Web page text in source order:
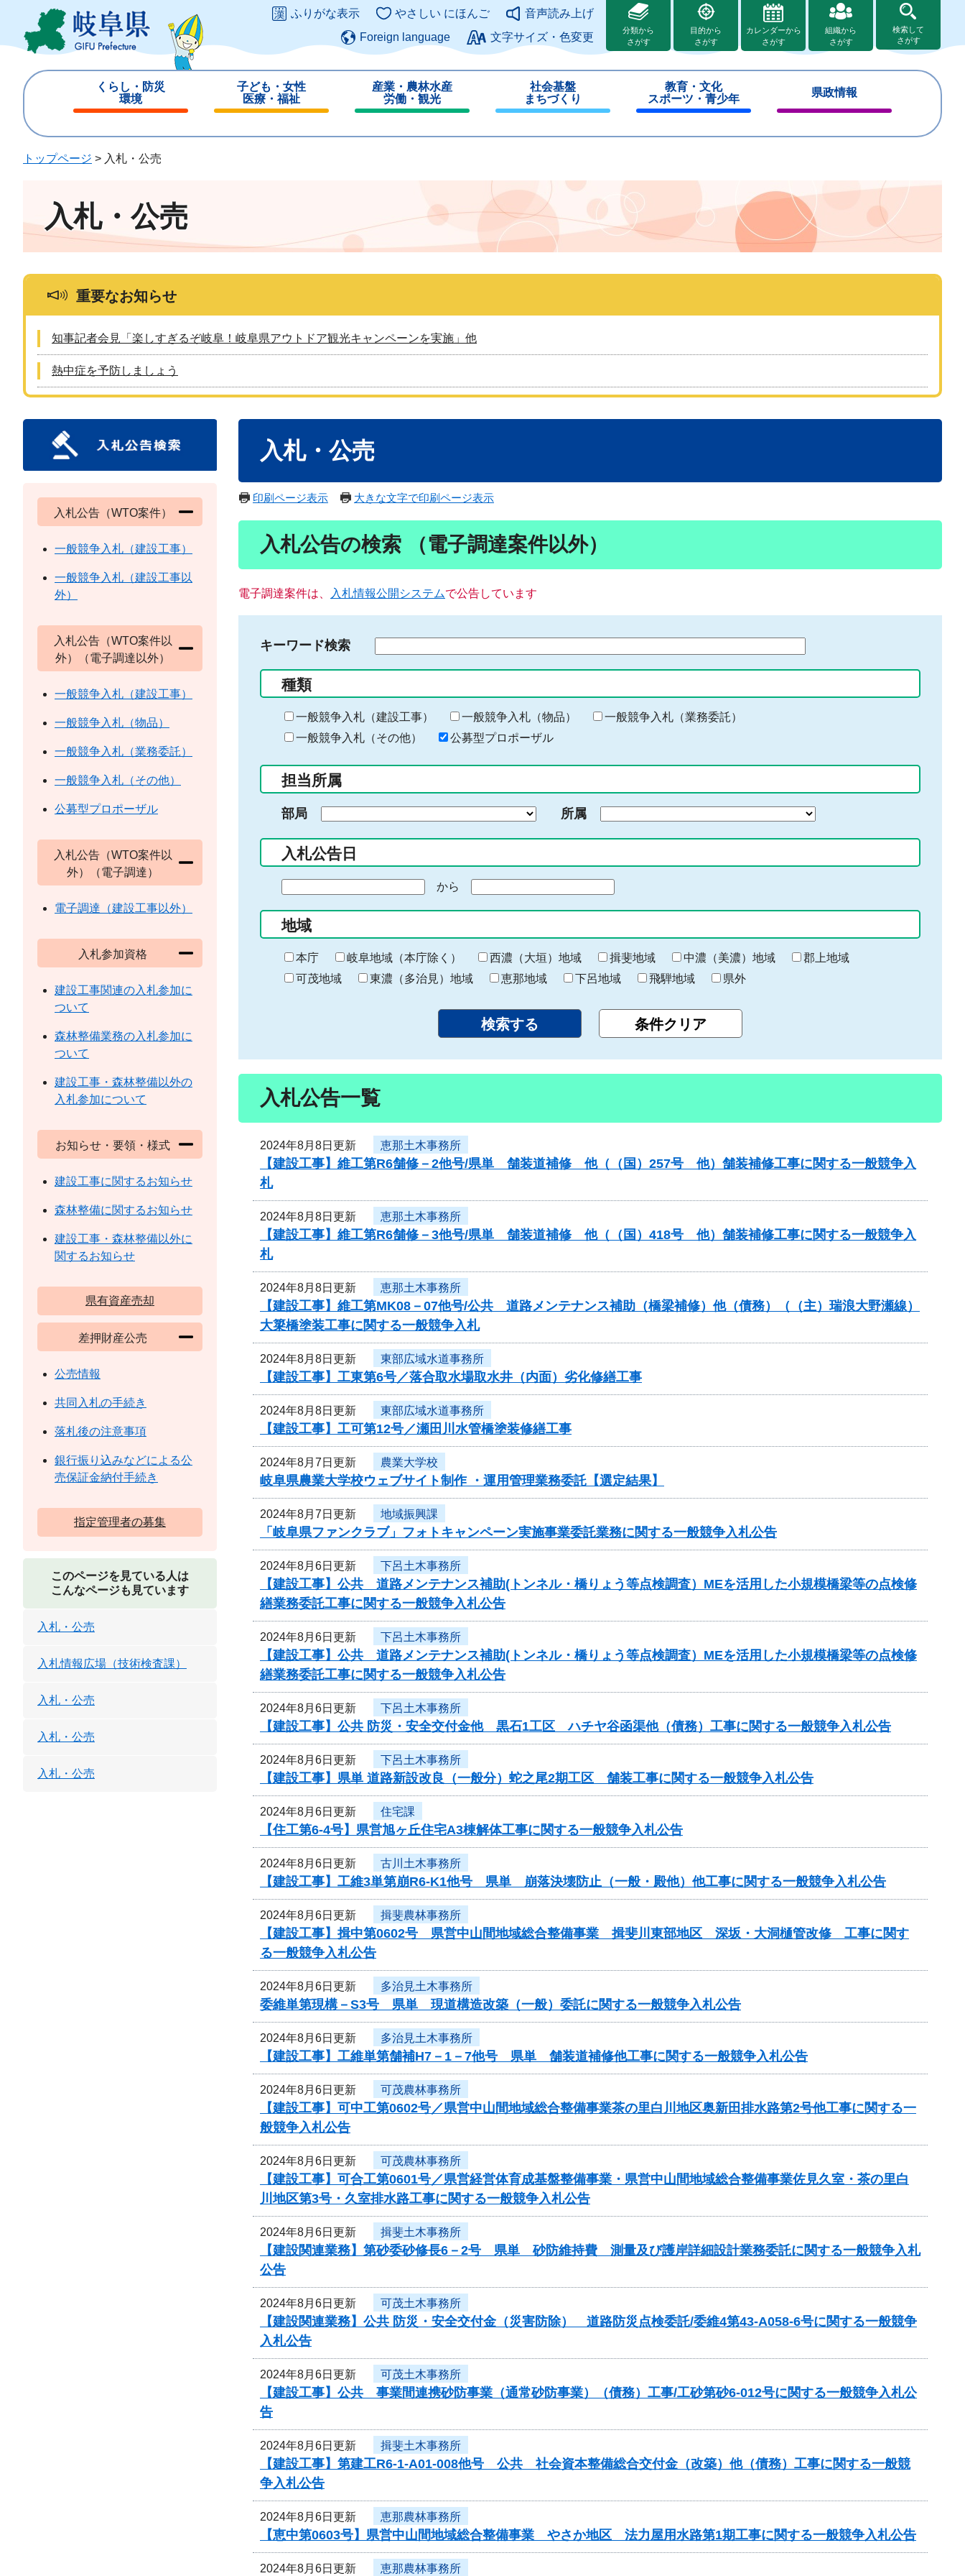
ジ
ュ
このページの本文へ
ふりがな表示 やさしい にほんご
音声読み上げ
Foreign language
文字サイズ・色変更
分類から
さがす
目的から
さがす
カレンダーから
さがす
組織から
さがす
検索して
さがす
くらし・防災
環境
じ
子ども・女性
医療・福祉
じ
産業・農林水産
労働・観光
じ
社会基盤
まちづくり
じ
教育・文化
スポーツ・青少年
じ
県政情報
じ
トップページ > 入札・公売
入札・公売
重要なお知らせ
知事記者会見「楽しすぎるぞ岐阜！岐阜県アウトドア観光キャンペーンを実施」他
熱中症を予防しましょう
入札・公売
印刷ページ表示 大きな文字で印刷ページ表示
入札公告の検索 （電子調達案件以外）
電子調達案件は、 入札情報公開システムで公告しています
キーワード検索
る
キ
ー
ー
入
力
種類
一般競争入札（建設工事） 一般競争入札（物品）
一般競争入札（業務委託）
一般競争入札（その他）
公募型プロポーザル
担当所属
部局 所属
入札公告日
の
始
ま
り
から
終
わ
り
地域
本庁 岐阜地域（本庁除く） 西濃（大垣）地域 揖斐地域 中濃（美濃）地域
郡上地域
可茂地域
東濃（多治見）地域 恵那地域 下呂地域 飛騨地域 県外
入札公告一覧
2024年8月8日更新 恵那土木事務所
【建設工事】維工第R6舗修－2他号/県単 舗装道補修 他（（国）257号 他）舗装補修工事に関する一般競争入
札
2024年8月8日更新 恵那土木事務所
【建設工事】維工第R6舗修－3他号/県単 舗装道補修 他（（国）418号 他）舗装補修工事に関する一般競争入
札
2024年8月8日更新 恵那土木事務所
【建設工事】維工第MK08－07他号/公共 道路メンテナンス補助（橋梁補修）他（債務）（（主）瑞浪大野瀬線）
大簗橋塗装工事に関する一般競争入札
2024年8月8日更新 東部広域水道事務所
【建設工事】工東第6号／落合取水場取水井（内面）劣化修繕工事
2024年8月8日更新 東部広域水道事務所
【建設工事】工可第12号／瀬田川水管橋塗装修繕工事
2024年8月7日更新 農業大学校
岐阜県農業大学校ウェブサイト制作 ・運用管理業務委託【選定結果】
2024年8月7日更新 地域振興課
「岐阜県ファンクラブ」フォトキャンペーン実施事業委託業務に関する一般競争入札公告
2024年8月6日更新 下呂土木事務所
【建設工事】公共 道路メンテナンス補助(トンネル・橋りょう等点検調査）MEを活用した小規模橋梁等の点検修
繕業務委託工事に関する一般競争入札公告
2024年8月6日更新 下呂土木事務所
【建設工事】公共 道路メンテナンス補助(トンネル・橋りょう等点検調査）MEを活用した小規模橋梁等の点検修
繕業務委託工事に関する一般競争入札公告
2024年8月6日更新 下呂土木事務所
【建設工事】公共 防災・安全交付金他 黒石1工区 ハチヤ谷函渠他（債務）工事に関する一般競争入札公告
2024年8月6日更新 下呂土木事務所
【建設工事】県単 道路新設改良（一般分）蛇之尾2期工区 舗装工事に関する一般競争入札公告
2024年8月6日更新 住宅課
【住工第6-4号】県営旭ヶ丘住宅A3棟解体工事に関する一般競争入札公告
2024年8月6日更新 古川土木事務所
【建設工事】工維3単第崩R6-K1他号 県単 崩落決壊防止（一般・殿他）他工事に関する一般競争入札公告
2024年8月6日更新 揖斐農林事務所
【建設工事】揖中第0602号 県営中山間地域総合整備事業 揖斐川東部地区 深坂・大洞樋管改修 工事に関す
る一般競争入札公告
2024年8月6日更新 多治見土木事務所
委維単第現構－S3号 県単 現道構造改築（一般）委託に関する一般競争入札公告
2024年8月6日更新 多治見土木事務所
【建設工事】工維単第舗補H7－1－7他号 県単 舗装道補修他工事に関する一般競争入札公告
2024年8月6日更新 可茂農林事務所
【建設工事】可中工第0602号／県営中山間地域総合整備事業茶の里白川地区奥新田排水路第2号他工事に関する一
般競争入札公告
2024年8月6日更新 可茂農林事務所
【建設工事】可合工第0601号／県営経営体育成基盤整備事業・県営中山間地域総合整備事業佐見久室・茶の里白
川地区第3号・久室排水路工事に関する一般競争入札公告
2024年8月6日更新 揖斐土木事務所
【建設関連業務】第砂委砂修長6－2号 県単 砂防維持費 測量及び護岸詳細設計業務委託に関する一般競争入札
公告
2024年8月6日更新 可茂土木事務所
【建設関連業務】公共 防災・安全交付金（災害防除） 道路防災点検委託/委維4第43-A058-6号に関する一般競争
入札公告
2024年8月6日更新 可茂土木事務所
【建設工事】公共 事業間連携砂防事業（通常砂防事業）（債務）工事/工砂第砂6-012号に関する一般競争入札公
告
2024年8月6日更新 揖斐土木事務所
【建設工事】第建工R6-1-A01-008他号 公共 社会資本整備総合交付金（改築）他（債務）工事に関する一般競
争入札公告
2024年8月6日更新 恵那農林事務所
【恵中第0603号】県営中山間地域総合整備事業 やさか地区 法力屋用水路第1期工事に関する一般競争入札公告
2024年8月6日更新 恵那農林事務所
入札公告（WTO案件）
一般競争入札（建設工事）
一般競争入札（建設工事以
外）
入札公告（WTO案件以
外）（電子調達以外）
一般競争入札（建設工事）
一般競争入札（物品）
一般競争入札（業務委託）
一般競争入札（その他）
公募型プロポーザル
入札公告（WTO案件以
外）（電子調達）
電子調達（建設工事以外）
入札参加資格
建設工事関連の入札参加に
ついて
森林整備業務の入札参加に
ついて
建設工事・森林整備以外の
入札参加について
お知らせ・要領・様式
建設工事に関するお知らせ
森林整備に関するお知らせ
建設工事・森林整備以外に
関するお知らせ
県有資産売却
差押財産公売
公売情報
共同入札の手続き
落札後の注意事項
銀行振り込みなどによる公
売保証金納付手続き
指定管理者の募集
このページを見ている人は
こんなページも見ています
入札・公売
入札情報広場（技術検査課）
入札・公売
入札・公売
入札・公売